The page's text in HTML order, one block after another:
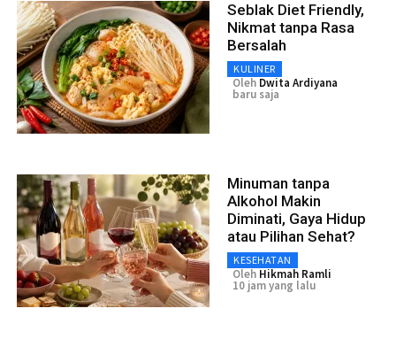
Seblak Diet Friendly,
Nikmat tanpa Rasa
Bersalah
KULINER
Oleh Dwita Ardiyana
baru saja
Minuman tanpa
Alkohol Makin
Diminati, Gaya Hidup
atau Pilihan Sehat?
KESEHATAN
Oleh Hikmah Ramli
10 jam yang lalu